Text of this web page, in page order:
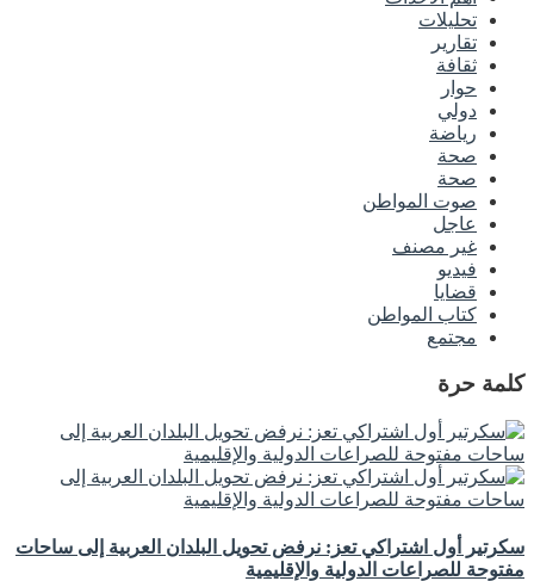
تحليلات
تقارير
ثقافة
حوار
دولي
رياضة
صحة
صحة
صوت المواطن
عاجل
غير مصنف
فيديو
قضايا
كتاب المواطن
مجتمع
كلمة حرة
سكرتير أول اشتراكي تعز: نرفض تحويل البلدان العربية إلى ساحات
مفتوحة للصراعات الدولية والإقليمية